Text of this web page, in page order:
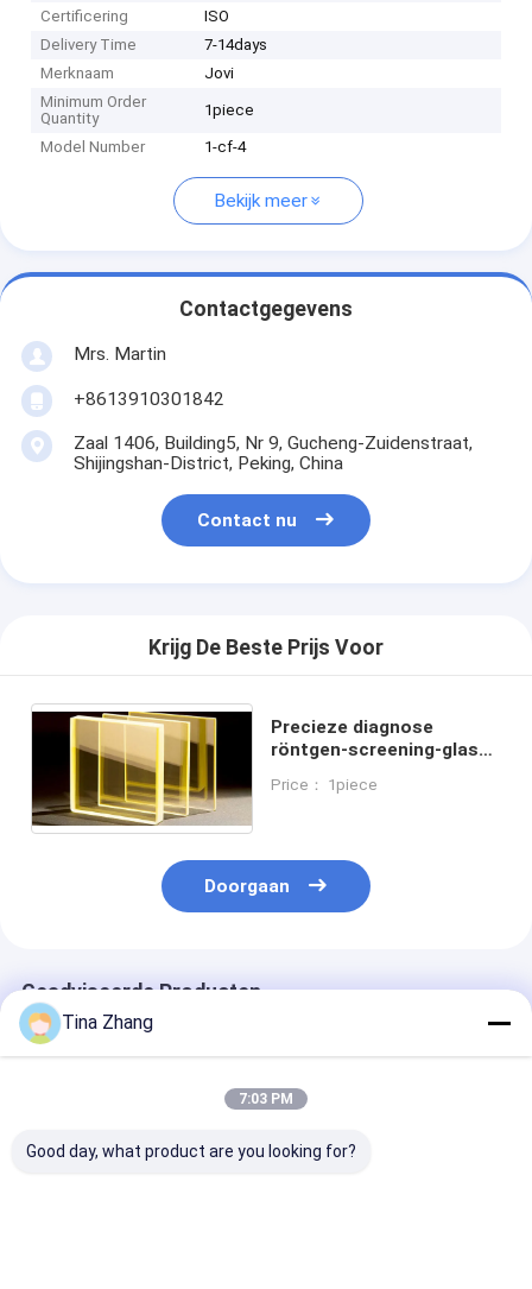
Certificering
ISO
Delivery Time
7-14days
Merknaam
Jovi
Minimum Order
Quantity
1piece
Model Number 1-cf-4
Bekijk meer
Contactgegevens
Mrs. Martin
+8613910301842
Zaal 1406, Building5, Nr 9, Gucheng-Zuidenstraat,
Shijingshan-District, Peking, China
Contact nu
Krijg De Beste Prijs Voor
Precieze diagnose
röntgen-screening-glas
transparant
Price： 1piece
Doorgaan
Geadviseerde Producten
Tina Zhang
7:03 PM
Good day, what product are you looking for?